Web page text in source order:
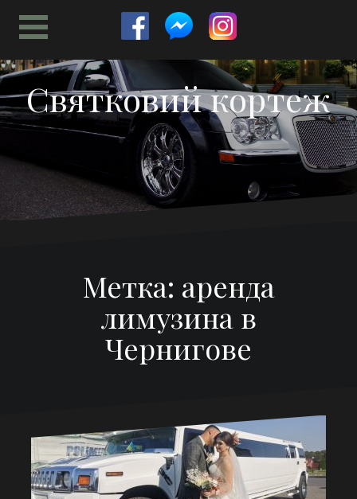
содержимому
Святковий кортеж
Метка: аренда
лимузина в
Чернигове